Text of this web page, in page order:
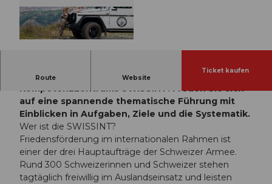
Route Website
Ticket kaufen
Tauchen Sie ein in die Welt des
Kompetenzzentrums SWISSINT. Freuen Sie sich
auf eine spannende thematische Führung mit
Einblicken in Aufgaben, Ziele und die Systematik.
Wer ist die SWISSINT?
Friedensförderung im internationalen Rahmen ist
einer der drei Hauptaufträge der Schweizer Armee.
Rund 300 Schweizerinnen und Schweizer stehen
tagtäglich freiwillig im Auslandseinsatz und leisten